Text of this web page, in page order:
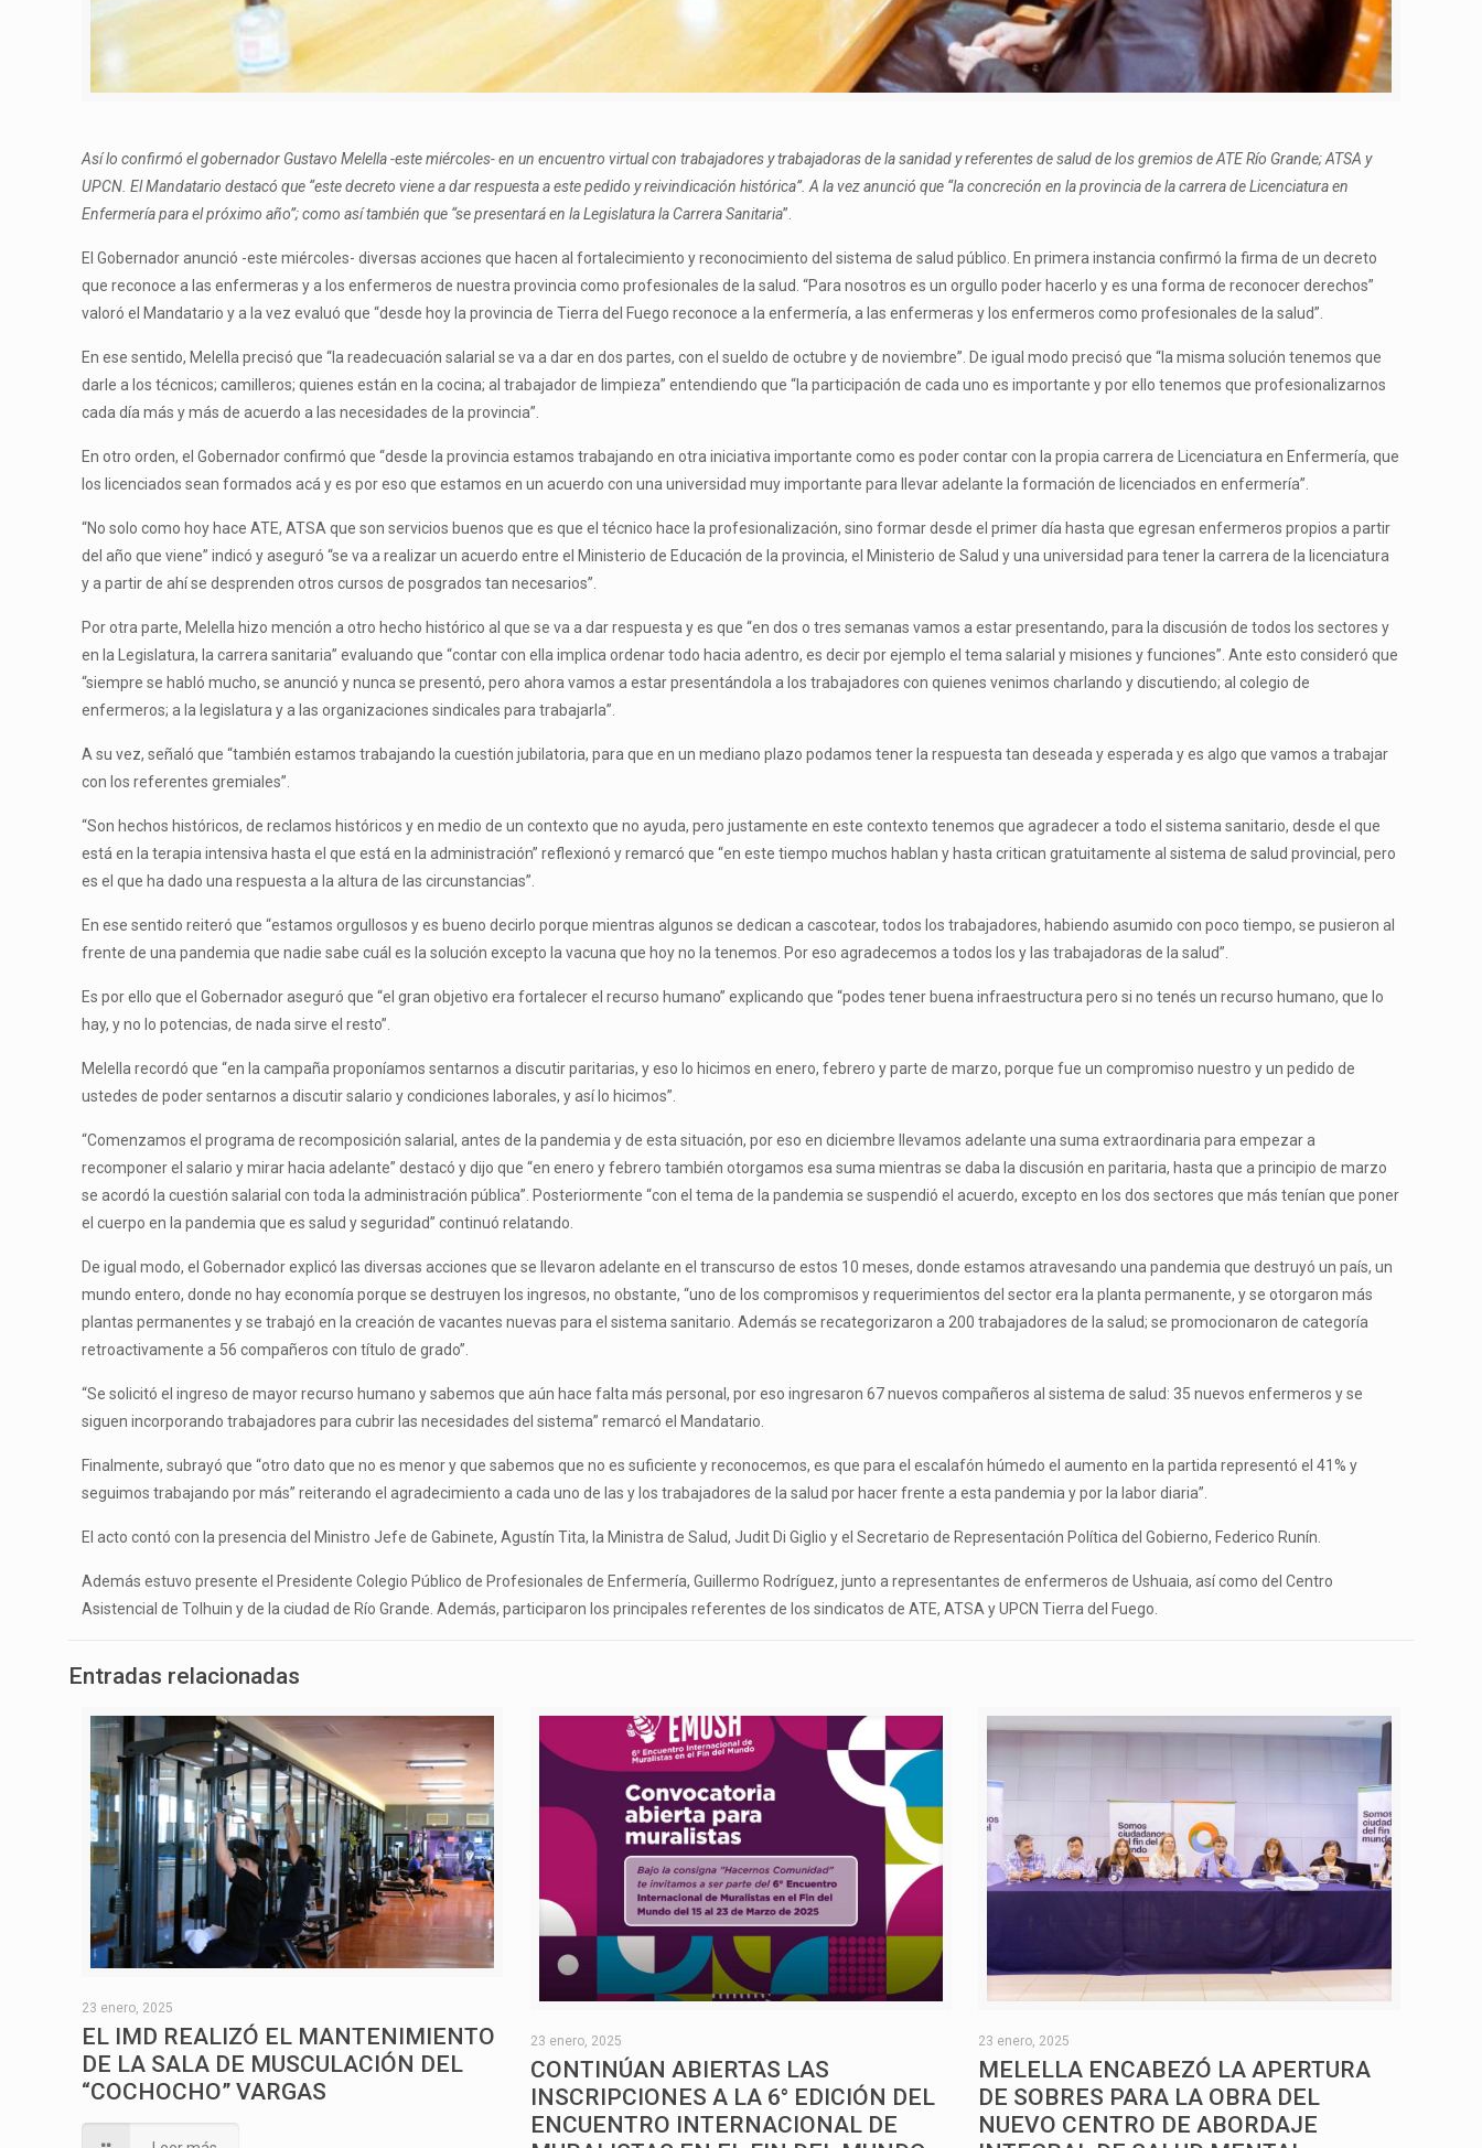
Así lo confirmó el gobernador Gustavo Melella -este miércoles- en un encuentro virtual con trabajadores y trabajadoras de la sanidad y referentes de salud de los gremios de ATE Río Grande; ATSA y
UPCN. El Mandatario destacó que “este decreto viene a dar respuesta a este pedido y reivindicación histórica”. A la vez anunció que “la concreción en la provincia de la carrera de Licenciatura en
Enfermería para el próximo año”; como así también que “se presentará en la Legislatura la Carrera Sanitaria”.
El Gobernador anunció -este miércoles- diversas acciones que hacen al fortalecimiento y reconocimiento del sistema de salud público. En primera instancia confirmó la firma de un decreto
que reconoce a las enfermeras y a los enfermeros de nuestra provincia como profesionales de la salud. “Para nosotros es un orgullo poder hacerlo y es una forma de reconocer derechos”
valoró el Mandatario y a la vez evaluó que “desde hoy la provincia de Tierra del Fuego reconoce a la enfermería, a las enfermeras y los enfermeros como profesionales de la salud”.
En ese sentido, Melella precisó que “la readecuación salarial se va a dar en dos partes, con el sueldo de octubre y de noviembre”. De igual modo precisó que “la misma solución tenemos que
darle a los técnicos; camilleros; quienes están en la cocina; al trabajador de limpieza” entendiendo que “la participación de cada uno es importante y por ello tenemos que profesionalizarnos
cada día más y más de acuerdo a las necesidades de la provincia”.
En otro orden, el Gobernador confirmó que “desde la provincia estamos trabajando en otra iniciativa importante como es poder contar con la propia carrera de Licenciatura en Enfermería, que
los licenciados sean formados acá y es por eso que estamos en un acuerdo con una universidad muy importante para llevar adelante la formación de licenciados en enfermería”.
“No solo como hoy hace ATE, ATSA que son servicios buenos que es que el técnico hace la profesionalización, sino formar desde el primer día hasta que egresan enfermeros propios a partir
del año que viene” indicó y aseguró “se va a realizar un acuerdo entre el Ministerio de Educación de la provincia, el Ministerio de Salud y una universidad para tener la carrera de la licenciatura
y a partir de ahí se desprenden otros cursos de posgrados tan necesarios”.
Por otra parte, Melella hizo mención a otro hecho histórico al que se va a dar respuesta y es que “en dos o tres semanas vamos a estar presentando, para la discusión de todos los sectores y
en la Legislatura, la carrera sanitaria” evaluando que “contar con ella implica ordenar todo hacia adentro, es decir por ejemplo el tema salarial y misiones y funciones”. Ante esto consideró que
“siempre se habló mucho, se anunció y nunca se presentó, pero ahora vamos a estar presentándola a los trabajadores con quienes venimos charlando y discutiendo; al colegio de
enfermeros; a la legislatura y a las organizaciones sindicales para trabajarla”.
A su vez, señaló que “también estamos trabajando la cuestión jubilatoria, para que en un mediano plazo podamos tener la respuesta tan deseada y esperada y es algo que vamos a trabajar
con los referentes gremiales”.
“Son hechos históricos, de reclamos históricos y en medio de un contexto que no ayuda, pero justamente en este contexto tenemos que agradecer a todo el sistema sanitario, desde el que
está en la terapia intensiva hasta el que está en la administración” reflexionó y remarcó que “en este tiempo muchos hablan y hasta critican gratuitamente al sistema de salud provincial, pero
es el que ha dado una respuesta a la altura de las circunstancias”.
En ese sentido reiteró que “estamos orgullosos y es bueno decirlo porque mientras algunos se dedican a cascotear, todos los trabajadores, habiendo asumido con poco tiempo, se pusieron al
frente de una pandemia que nadie sabe cuál es la solución excepto la vacuna que hoy no la tenemos. Por eso agradecemos a todos los y las trabajadoras de la salud”.
Es por ello que el Gobernador aseguró que “el gran objetivo era fortalecer el recurso humano” explicando que “podes tener buena infraestructura pero si no tenés un recurso humano, que lo
hay, y no lo potencias, de nada sirve el resto”.
Melella recordó que “en la campaña proponíamos sentarnos a discutir paritarias, y eso lo hicimos en enero, febrero y parte de marzo, porque fue un compromiso nuestro y un pedido de
ustedes de poder sentarnos a discutir salario y condiciones laborales, y así lo hicimos”.
“Comenzamos el programa de recomposición salarial, antes de la pandemia y de esta situación, por eso en diciembre llevamos adelante una suma extraordinaria para empezar a
recomponer el salario y mirar hacia adelante” destacó y dijo que “en enero y febrero también otorgamos esa suma mientras se daba la discusión en paritaria, hasta que a principio de marzo
se acordó la cuestión salarial con toda la administración pública”. Posteriormente “con el tema de la pandemia se suspendió el acuerdo, excepto en los dos sectores que más tenían que poner
el cuerpo en la pandemia que es salud y seguridad” continuó relatando.
De igual modo, el Gobernador explicó las diversas acciones que se llevaron adelante en el transcurso de estos 10 meses, donde estamos atravesando una pandemia que destruyó un país, un
mundo entero, donde no hay economía porque se destruyen los ingresos, no obstante, “uno de los compromisos y requerimientos del sector era la planta permanente, y se otorgaron más
plantas permanentes y se trabajó en la creación de vacantes nuevas para el sistema sanitario. Además se recategorizaron a 200 trabajadores de la salud; se promocionaron de categoría
retroactivamente a 56 compañeros con título de grado”.
“Se solicitó el ingreso de mayor recurso humano y sabemos que aún hace falta más personal, por eso ingresaron 67 nuevos compañeros al sistema de salud: 35 nuevos enfermeros y se
siguen incorporando trabajadores para cubrir las necesidades del sistema” remarcó el Mandatario.
Finalmente, subrayó que “otro dato que no es menor y que sabemos que no es suficiente y reconocemos, es que para el escalafón húmedo el aumento en la partida representó el 41% y
seguimos trabajando por más” reiterando el agradecimiento a cada uno de las y los trabajadores de la salud por hacer frente a esta pandemia y por la labor diaria”.
El acto contó con la presencia del Ministro Jefe de Gabinete, Agustín Tita, la Ministra de Salud, Judit Di Giglio y el Secretario de Representación Política del Gobierno, Federico Runín.
Además estuvo presente el Presidente Colegio Público de Profesionales de Enfermería, Guillermo Rodríguez, junto a representantes de enfermeros de Ushuaia, así como del Centro
Asistencial de Tolhuin y de la ciudad de Río Grande. Además, participaron los principales referentes de los sindicatos de ATE, ATSA y UPCN Tierra del Fuego.
Entradas relacionadas
23 enero, 2025
EL IMD REALIZÓ EL MANTENIMIENTO
DE LA SALA DE MUSCULACIÓN DEL
“COCHOCHO” VARGAS
23 enero, 2025
CONTINÚAN ABIERTAS LAS
INSCRIPCIONES A LA 6° EDICIÓN DEL
ENCUENTRO INTERNACIONAL DE
23 enero, 2025
MELELLA ENCABEZÓ LA APERTURA
DE SOBRES PARA LA OBRA DEL
NUEVO CENTRO DE ABORDAJE